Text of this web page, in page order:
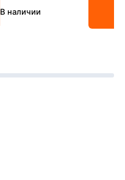
В наличии